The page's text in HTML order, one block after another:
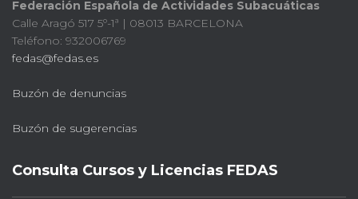
Federación Española de Actividades Subacuáticas
Calle Aragó 517 5º-1ª | 08013 BARCELONA
Teléfono: 932006769
fedas@fedas.es
Buzón de denuncias
Buzón de sugerencias
Consulta Cursos y Licencias FEDAS